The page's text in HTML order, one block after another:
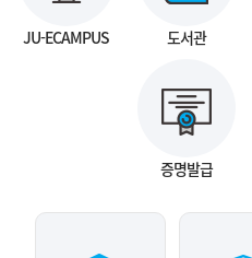
JU-ECAMPUS 도서관
증명발급